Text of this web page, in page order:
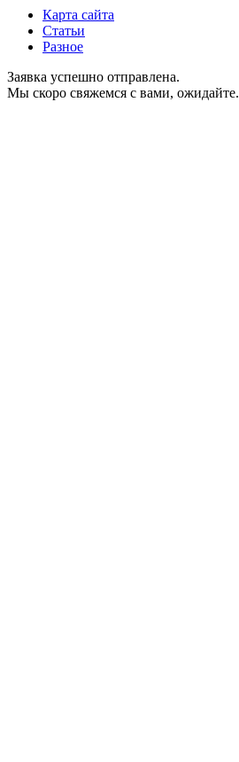
Карта сайта
Статьи
Разное
Заявка успешно отправлена.
Мы скоро свяжемся с вами, ожидайте.